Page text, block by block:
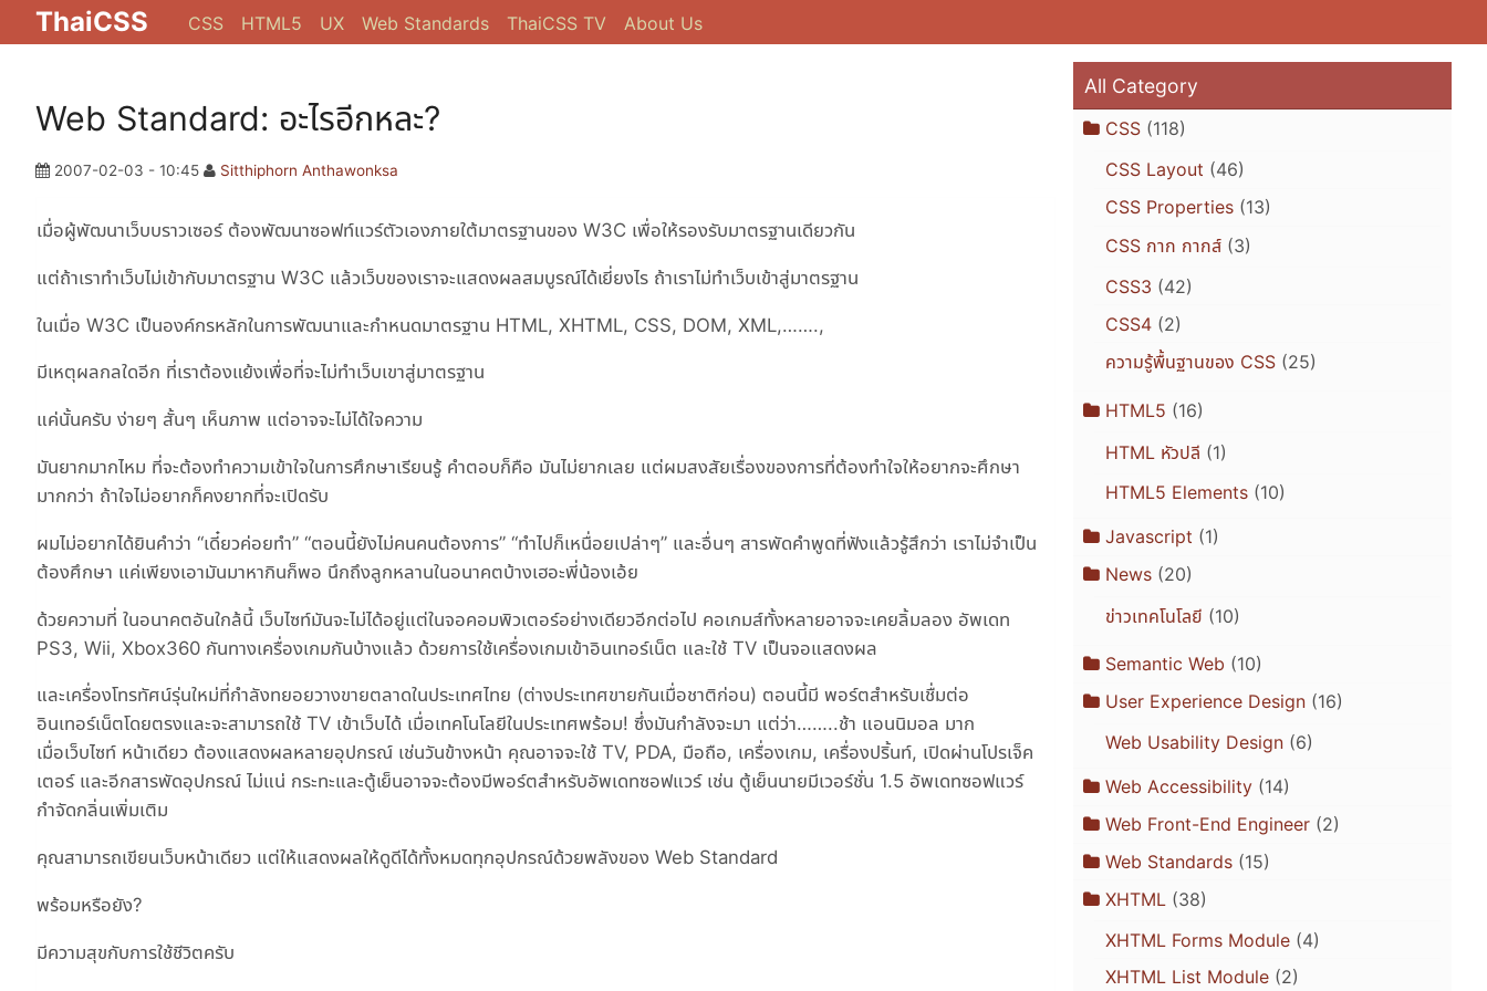
ThaiCSS CSS HTML5 UX Web Standards ThaiCSS TV About Us
Web Standard: อะไรอีกหละ?
2007-02-03 - 10:45 Sitthiphorn Anthawonksa
เมื่อผู้พัฒนาเว็บบราวเซอร์ ต้องพัฒนาซอฟท์แวร์ตัวเองภายใต้มาตรฐานของ W3C เพื่อให้รองรับมาตรฐานเดียวกัน
แต่ถ้าเราทำเว็บไม่เข้ากับมาตรฐาน W3C แล้วเว็บของเราจะแสดงผลสมบูรณ์ได้เยี่ยงไร ถ้าเราไม่ทำเว็บเข้าสู่มาตรฐาน
ในเมื่อ W3C เป็นองค์กรหลักในการพัฒนาและกำหนดมาตรฐาน HTML, XHTML, CSS, DOM, XML,…….,
มีเหตุผลกลใดอีก ที่เราต้องแย้งเพื่อที่จะไม่ทำเว็บเขาสู่มาตรฐาน
แค่นั้นครับ ง่ายๆ สั้นๆ เห็นภาพ แต่อาจจะไม่ได้ใจความ
มันยากมากไหม ที่จะต้องทำความเข้าใจในการศึกษาเรียนรู้ คำตอบก็คือ มันไม่ยากเลย แต่ผมสงสัยเรื่องของการที่ต้องทำใจให้อยากจะศึกษา
มากกว่า ถ้าใจไม่อยากก็คงยากที่จะเปิดรับ
ผมไม่อยากได้ยินคำว่า “เดี๋ยวค่อยทำ” “ตอนนี้ยังไม่คนคนต้องการ” “ทำไปก็เหนื่อยเปล่าๆ” และอื่นๆ สารพัดคำพูดที่ฟังแล้วรู้สึกว่า เราไม่จำเป็น
ต้องศึกษา แค่เพียงเอามันมาหากินก็พอ นึกถึงลูกหลานในอนาคตบ้างเฮอะพี่น้องเอ้ย
ด้วยความที่ ในอนาคตอันใกล้นี้ เว็บไซท์มันจะไม่ได้อยู่แต่ในจอคอมพิวเตอร์อย่างเดียวอีกต่อไป คอเกมส์ทั้งหลายอาจจะเคยลิ้มลอง อัพเดท
PS3, Wii, Xbox360 กันทางเครื่องเกมกันบ้างแล้ว ด้วยการใช้เครื่องเกมเข้าอินเทอร์เน็ต และใช้ TV เป็นจอแสดงผล
และเครื่องโทรทัศน์รุ่นใหม่ที่กำลังทยอยวางขายตลาดในประเทศไทย (ต่างประเทศขายกันเมื่อชาติก่อน) ตอนนี้มี พอร์ตสำหรับเชื่มต่อ
อินเทอร์เน็ตโดยตรงและจะสามารถใช้ TV เข้าเว็บได้ เมื่อเทคโนโลยีในประเทศพร้อม! ซึ่งมันกำลังจะมา แต่ว่า……..ช้า แอนนิมอล มาก
เมื่อเว็บไซท์ หน้าเดียว ต้องแสดงผลหลายอุปกรณ์ เช่นวันข้างหน้า คุณอาจจะใช้ TV, PDA, มือถือ, เครื่องเกม, เครื่องปริ้นท์, เปิดผ่านโปรเจ็ค
เตอร์ และอีกสารพัดอุปกรณ์ ไม่แน่ กระทะและตู้เย็นอาจจะต้องมีพอร์ตสำหรับอัพเดทซอฟแวร์ เช่น ตู้เย็นนายมีเวอร์ชั่น 1.5 อัพเดทซอฟแวร์
กำจัดกลิ่นเพิ่มเติม
คุณสามารถเขียนเว็บหน้าเดียว แต่ให้แสดงผลให้ดูดีได้ทั้งหมดทุกอุปกรณ์ด้วยพลังของ Web Standard
พร้อมหรือยัง?
มีความสุขกับการใช้ชีวิตครับ
All Category
CSS (118)
CSS Layout (46)
CSS Properties(13)
CSS กาก กากส์(3)
CSS3 (42)
CSS4(2)
ความรู้พื้นฐานของ CSS(25)
HTML5 (16)
HTML หัวปลี (1)
HTML5 Elements(10)
Javascript (1)
News (20)
ข่าวเทคโนโลยี (10)
Semantic Web (10)
User Experience Design (16)
Web Usability Design(6)
Web Accessibility (14)
Web Front-End Engineer (2)
Web Standards (15)
XHTML (38)
XHTML Forms Module(4)
XHTML List Module(2)